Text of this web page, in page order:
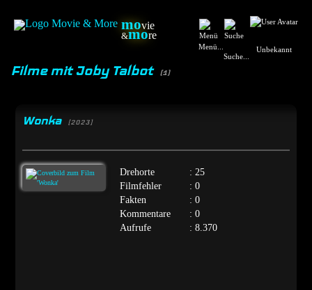
movie
&more
Menü...
Suche...
Unbekannt
Filme mit Joby Talbot (1)
Wonka [2023]
Drehorte
: 25
Filmfehler
: 0
Fakten
: 0
Kommentare
: 0
Aufrufe
: 8.370